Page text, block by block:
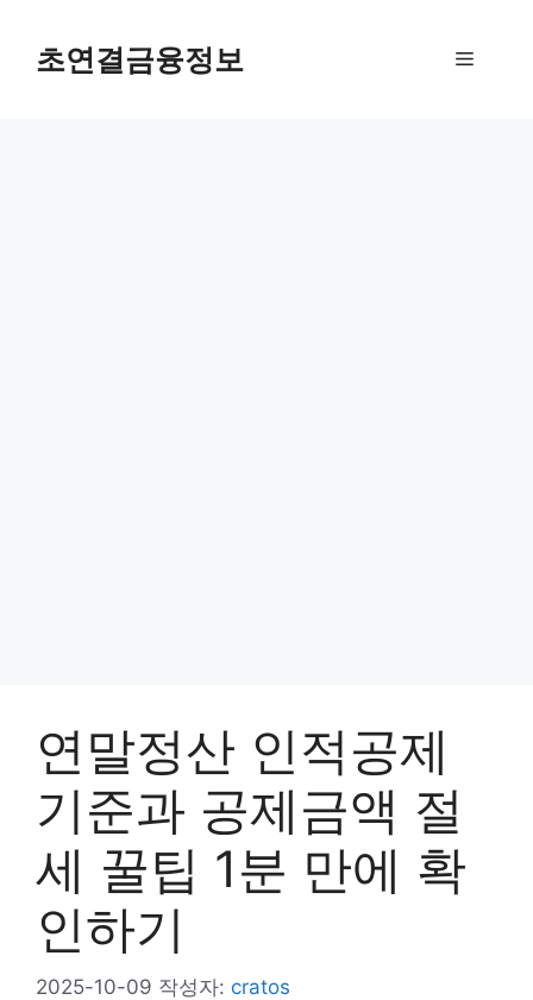
초연결금융정보 메
연말정산 인적공제
기준과 공제금액 절
세 꿀팁 1분 만에 확
인하기
2025-10-09 작성자: cratos